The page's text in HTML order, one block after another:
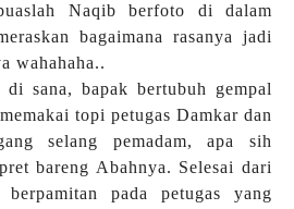
Naqib berfoto di dalam
bagaimana rasanya jadi
wahahaha..
sana, bapak bertubuh gempal
topi petugas Damkar dan
selang pemadam, apa sih
bareng Abahnya. Selesai dari
pada petugas yang